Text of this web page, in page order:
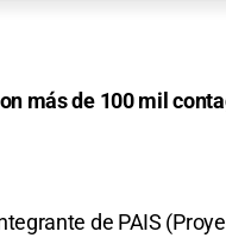
más de 100 mil
de PAIS